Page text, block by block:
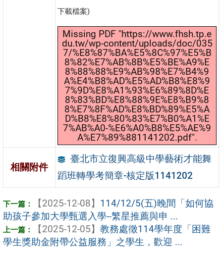
下載檔案)
Missing PDF "https://www.fhsh.tp.e
du.tw/wp-content/uploads/doc/035
7/%E8%87%BA%E5%8C%97%E5%B
8%82%E7%AB%8B%E5%BE%A9%E
8%88%88%E9%AB%98%E7%B4%9
A%E4%B8%AD%E5%AD%B8%E8%9
7%9D%E8%A1%93%E6%89%8D%E
8%83%BD%E8%88%9E%E8%B9%8
8%E7%8F%AD%E8%BD%89%E5%A
D%B8%E8%80%83%E7%B0%A1%E
7%AB%A0-%E6%A0%B8%E5%AE%9
A%E7%89%881141202.pdf".
相關附件
臺北市立復興高級中學藝術才能舞
蹈班轉學考簡章-核定版1141202
【2025-12-08】 114/12/5(五)晚間「如何協
助孩子參加大學甄選入學--繁星推薦與申 ...
【2025-12-05】 教務處徵114學年度「困難
學生獎助金附帶公益服務」之學生，歡迎 ...